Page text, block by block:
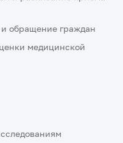
обращение граждан
медицинской